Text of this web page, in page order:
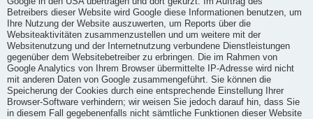
Betreibers dieser Website wird Google diese Informationen benutzen, um
Ihre Nutzung der Website auszuwerten, um Reports über die
Websiteaktivitäten zusammenzustellen und um weitere mit der
Websitenutzung und der Internetnutzung verbundene Dienstleistungen
gegenüber dem Websitebetreiber zu erbringen. Die im Rahmen von
Google Analytics von Ihrem Browser übermittelte IP-Adresse wird nicht
mit anderen Daten von Google zusammengeführt. Sie können die
Speicherung der Cookies durch eine entsprechende Einstellung Ihrer
Browser-Software verhindern; wir weisen Sie jedoch darauf hin, dass Sie
in diesem Fall gegebenenfalls nicht sämtliche Funktionen dieser Website